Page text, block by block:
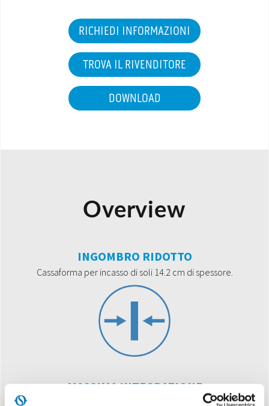
RICHIEDI INFORMAZIONI
TROVA IL RIVENDITORE
DOWNLOAD
Overview
INGOMBRO RIDOTTO
Cassaforma per incasso di soli 14.2 cm di spessore.
MASSIMA INTEGRAZIONE
Pannello di chiusura in metallo per installazione a parete.